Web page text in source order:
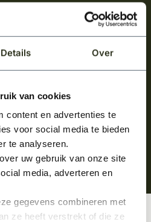
Details Over
van cookies
content en advertenties te
voor social media te bieden
te analyseren.
uw gebruik van onze site
media, adverteren en
gegevens combineren met
ze heeft verstrekt of die ze
het laatste nieuws
bouwstijl!